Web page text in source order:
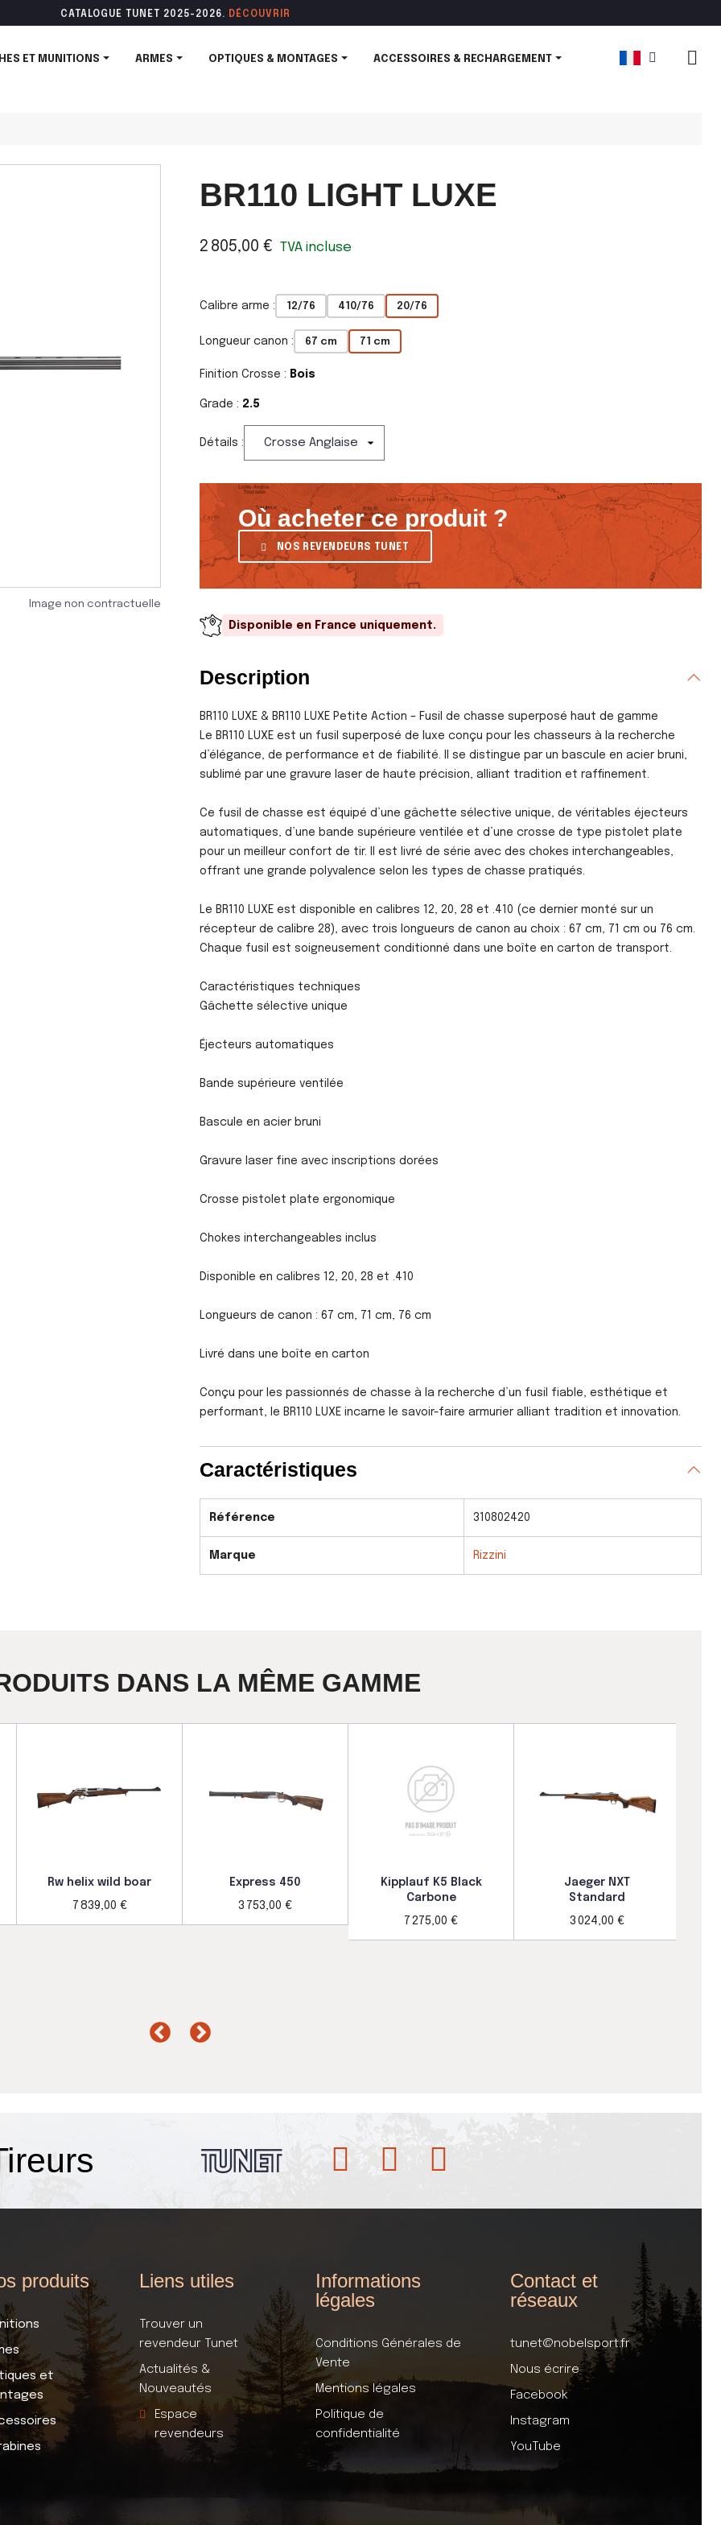
CATALOGUE TUNET 2025-2026. DÉCOUVR IR
ET MUNITIONS ARMES OPTIQUES & MONTAGES ACCESSOIRES & RECHARGEMENT
Image non contractuelle
BR110 LIGHT LUXE
2 805,00 € TVA incluse
Calibre arme : 12/76 410/76 20/76
Longueur canon : 67 cm 71 cm
Finition Crosse : Bois
Grade : 2.5
Détails :
Où acheter ce produit ?
NOS REVENDEURS TUNET
Disponible en France uniquement.
Description
BR110 LUXE & BR110 LUXE Petite Action – Fusil de chasse superposé haut de gamme
Le BR110 LUXE est un fusil superposé de luxe conçu pour les chasseurs à la recherche
d’élégance, de performance et de fiabilité. Il se distingue par un bascule en acier bruni,
sublimé par une gravure laser de haute précision, alliant tradition et raffinement.
Ce fusil de chasse est équipé d’une gâchette sélective unique, de véritables éjecteurs
automatiques, d’une bande supérieure ventilée et d’une crosse de type pistolet plate
pour un meilleur confort de tir. Il est livré de série avec des chokes interchangeables,
offrant une grande polyvalence selon les types de chasse pratiqués.
Le BR110 LUXE est disponible en calibres 12, 20, 28 et .410 (ce dernier monté sur un
récepteur de calibre 28), avec trois longueurs de canon au choix : 67 cm, 71 cm ou 76 cm.
Chaque fusil est soigneusement conditionné dans une boîte en carton de transport.
Caractéristiques techniques
Gâchette sélective unique
Éjecteurs automatiques
Bande supérieure ventilée
Bascule en acier bruni
Gravure laser fine avec inscriptions dorées
Crosse pistolet plate ergonomique
Chokes interchangeables inclus
Disponible en calibres 12, 20, 28 et .410
Longueurs de canon : 67 cm, 71 cm, 76 cm
Livré dans une boîte en carton
Conçu pour les passionnés de chasse à la recherche d’un fusil fiable, esthétique et
performant, le BR110 LUXE incarne le savoir-faire armurier alliant tradition et innovation.
Caractéristiques
Référence 310802420
Marque Rizzini
DANS LA MÊME GAMME
Rw helix wild boar
7 839,00 €
Express 450
3 753,00 €
Kipplauf K5 Black
Carbone
7 275,00 €
Jaeger NXT
Standard
3 024,00 €
produits
et
Liens utiles
Trouver un
revendeur Tunet
Actualités &
Nouveautés
Espace
revendeurs
Informations
légales
Conditions Générales de
Vente
Mentions légales
Politique de
confidentialité
Contact et
réseaux
tunet@nobelsport.fr
Nous écrire
Facebook
Instagram
YouTube